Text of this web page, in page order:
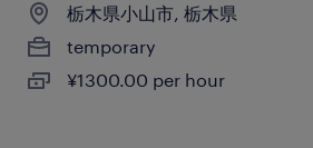
栃木県小山市, 栃木県
temporary
¥1300.00 per hour